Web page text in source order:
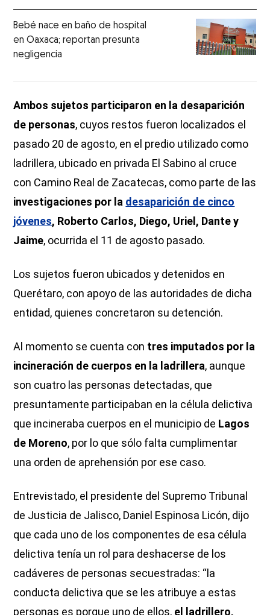
Bebé nace en baño de hospital
en Oaxaca; reportan presunta
negligencia
Ambos sujetos participaron en la desaparición
de personas, cuyos restos fueron localizados el
pasado 20 de agosto, en el predio utilizado como
ladrillera, ubicado en privada El Sabino al cruce
con Camino Real de Zacatecas, como parte de las
investigaciones por la desaparición de cinco
jóvenes, Roberto Carlos, Diego, Uriel, Dante y
Jaime, ocurrida el 11 de agosto pasado.
Los sujetos fueron ubicados y detenidos en
Querétaro, con apoyo de las autoridades de dicha
entidad, quienes concretaron su detención.
Al momento se cuenta con tres imputados por la
incineración de cuerpos en la ladrillera, aunque
son cuatro las personas detectadas, que
presuntamente participaban en la célula delictiva
que incineraba cuerpos en el municipio de Lagos
de Moreno, por lo que sólo falta cumplimentar
una orden de aprehensión por ese caso.
Entrevistado, el presidente del Supremo Tribunal
de Justicia de Jalisco, Daniel Espinosa Licón, dijo
que cada uno de los componentes de esa célula
delictiva tenía un rol para deshacerse de los
cadáveres de personas secuestradas: “la
conducta delictiva que se les atribuye a estas
personas es porque uno de ellos, el ladrillero,